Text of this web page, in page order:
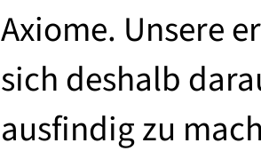
Axiome. Unsere
sich deshalb
ausfindig zu